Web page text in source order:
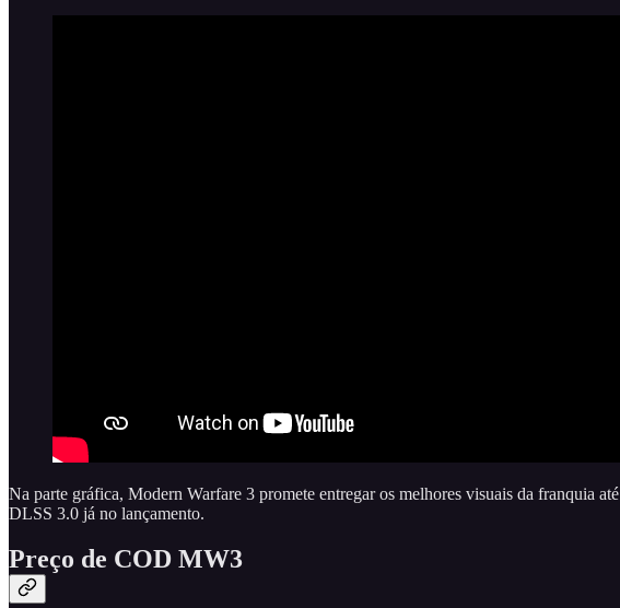
Na parte gráfica, Modern Warfare 3 promete entregar os melhores visuais da franquia
DLSS 3.0 já no lançamento.
Preço de COD MW3